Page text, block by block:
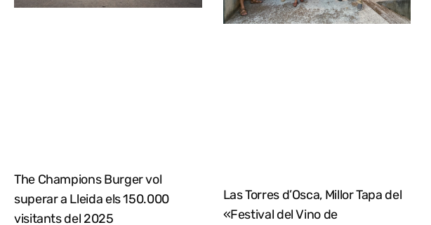
The Champions Burger vol
superar a Lleida els 150.000
visitants del 2025
Las Torres d’Osca, Millor Tapa del
«Festival del Vino de